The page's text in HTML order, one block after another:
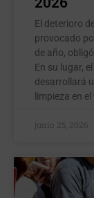
El deterioro
provocado
de año,
En su lugar,
desarrollará
limpieza en
junio 25, 2026